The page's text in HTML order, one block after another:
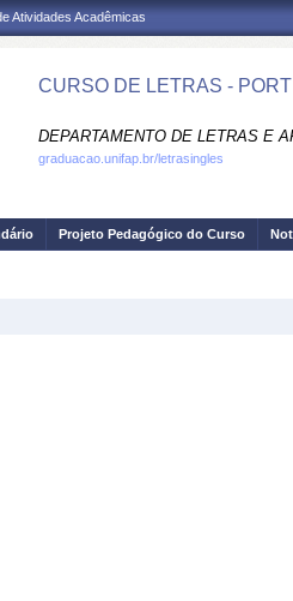
Atividades Acadêmicas
CURSO DE LETRAS -
DEPARTAMENTO DE LETRAS E
graduacao.unifap.br/letrasingles
Projeto Pedagógico do Curso